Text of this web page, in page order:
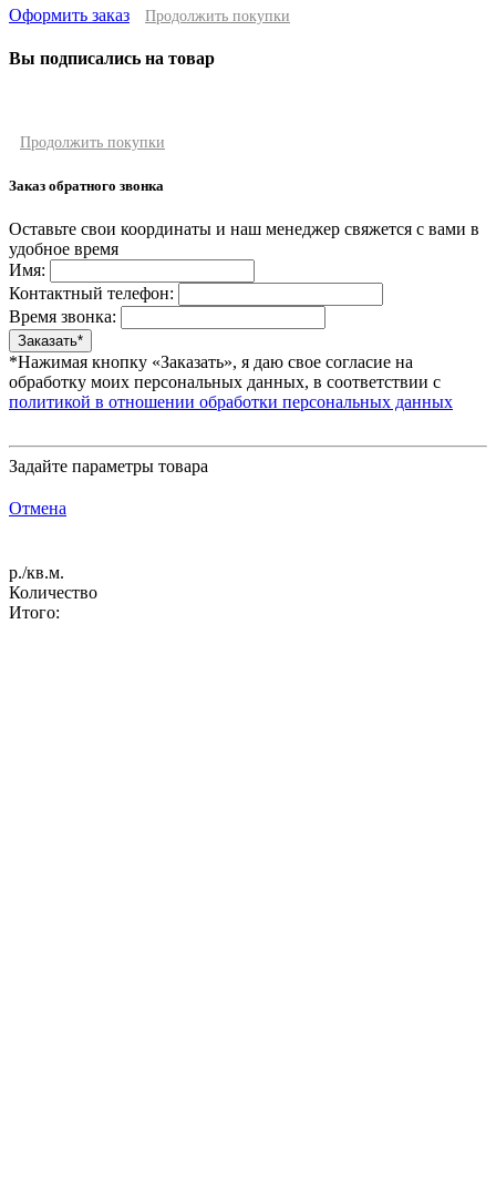
Оформить заказ Продолжить покупки
Вы подписались на товар
Продолжить покупки
Заказ обратного звонка
Оставьте свои координаты и наш менеджер свяжется с вами в
удобное время
Имя:
Контактный телефон:
Время звонка:
*Нажимая кнопку «Заказать», я даю свое согласие на
обработку моих персональных данных, в соответствии с
политикой в отношении обработки персональных данных
Задайте параметры товара
Отмена
р./кв.м.
Количество
Итого: